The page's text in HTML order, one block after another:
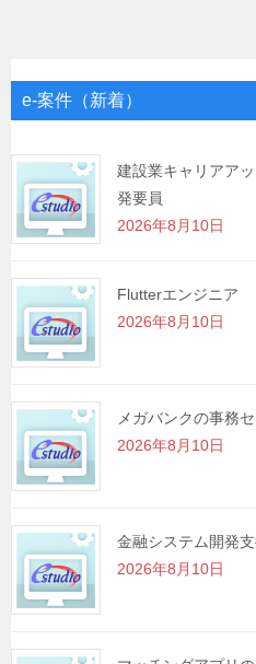
ゲ
シ
ョ
ン
e-案件（新着）
建設業キャリアア
発要員
2026年8月10日
Flutterエンジニア
2026年8月10日
メガバンクの事務
2026年8月10日
金融システム開発
2026年8月10日